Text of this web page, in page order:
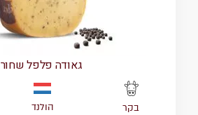
גאודה פלפל שחור
בקר הולנד